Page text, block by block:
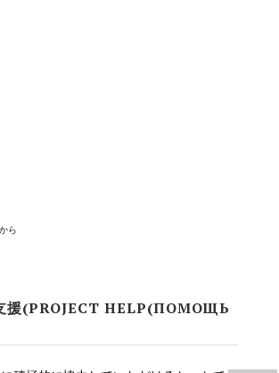
SE
CBBE SSE BodySlide (with Physics)
55
меча и магии
ら
援(PROJECT HELP(ПОМОЩЬ